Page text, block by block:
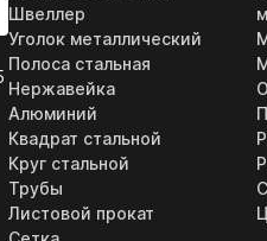
Швеллер
Уголок металлический
Полоса стальная
Нержавейка
Алюминий
Квадрат стальной
Круг стальной
Трубы
Листовой прокат